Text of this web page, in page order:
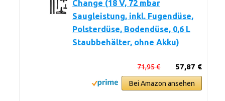
Change (18 V, 72 mbar
Saugleistung, inkl. Fugendüse,
Polsterdüse, Bodendüse, 0,6 L
Staubbehälter, ohne Akku)
57,87 €
71,95 €
Bei Amazon ansehen